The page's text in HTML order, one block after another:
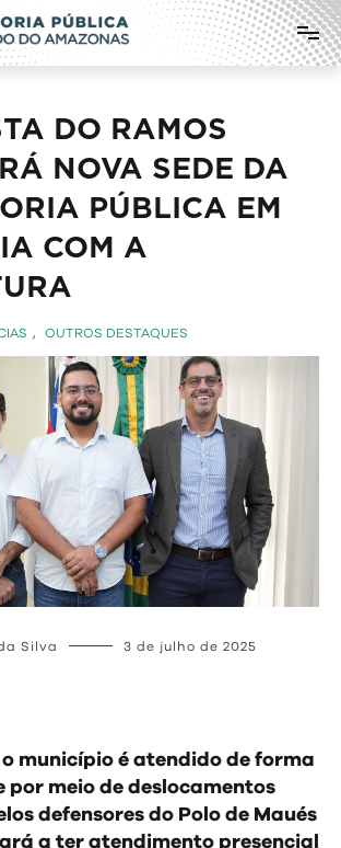
Pública do Estado do
DO RAMOS
NOVA SEDE DA
PÚBLICA EM
COM A
, OUTROS DESTAQUES
Silva 3 de julho de 2025
município é atendido de forma
por meio de deslocamentos
defensores do Polo de Maués
a ter atendimento presencial